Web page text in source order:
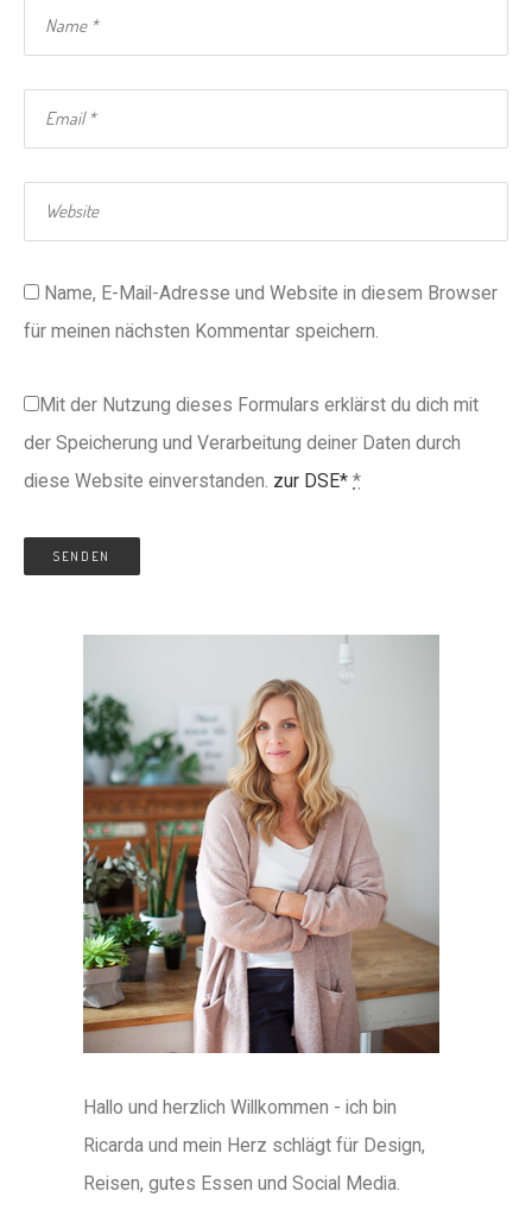
Name, E-Mail-Adresse und Website in diesem Browser
für meinen nächsten Kommentar speichern.
Mit der Nutzung dieses Formulars erklärst du dich mit
der Speicherung und Verarbeitung deiner Daten durch
diese Website einverstanden. zur DSE* *
Hallo und herzlich Willkommen - ich bin
Ricarda und mein Herz schlägt für Design,
Reisen, gutes Essen und Social Media.